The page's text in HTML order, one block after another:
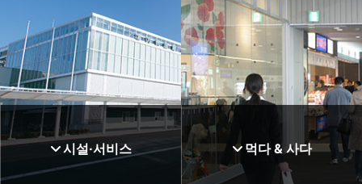
각 항공사 공식 HP
심야·이른아침 항공편고객에게
여객 취급 이용 사용료
보안 가이드
택시
렌터카
자동차
버스·철도의 운행 상황
주변과의 액세스
시설·서비스 먹다 & 사다